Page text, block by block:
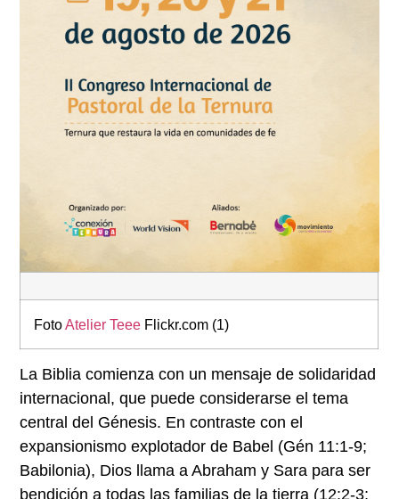
FotoAtelier Teee Flickr.com (1)
La Biblia comienza con un mensaje de solidaridad
internacional, que puede considerarse el tema
central del Génesis. En contraste con el
expansionismo explotador de Babel (Gén 11:1-9;
Babilonia), Dios llama a Abraham y Sara para ser
bendición a todas las familias de la tierra (12:2-3;